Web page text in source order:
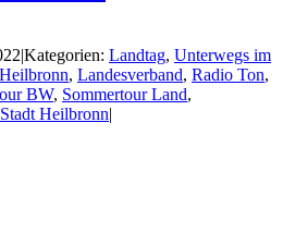
|Kategorien: Landtag, Unterwegs im
Heilbronn, Landesverband, Radio Ton,
BW, Sommertour Land,
Stadt Heilbronn|